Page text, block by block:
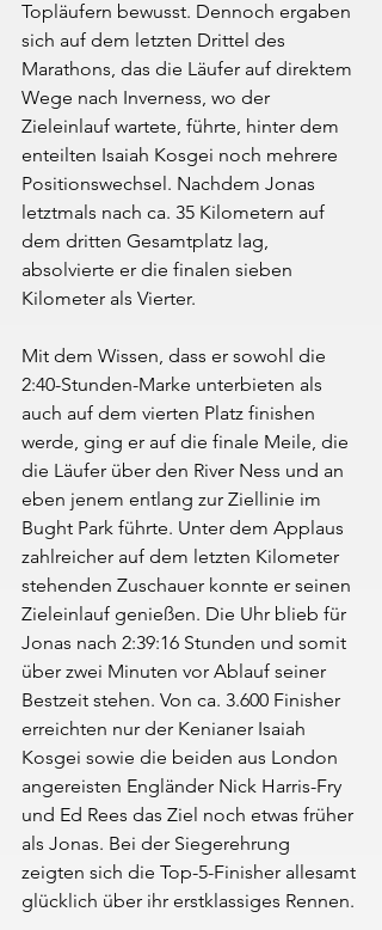
Topläufern bewusst. Dennoch ergaben
sich auf dem letzten Drittel des
Marathons, das die Läufer auf direktem
Wege nach Inverness, wo der
Zieleinlauf wartete, führte, hinter dem
enteilten Isaiah Kosgei noch mehrere
Positionswechsel. Nachdem Jonas
letztmals nach ca. 35 Kilometern auf
dem dritten Gesamtplatz lag,
absolvierte er die finalen sieben
Kilometer als Vierter.
Mit dem Wissen, dass er sowohl die
2:40-Stunden-Marke unterbieten als
auch auf dem vierten Platz finishen
werde, ging er auf die finale Meile, die
die Läufer über den River Ness und an
eben jenem entlang zur Ziellinie im
Bught Park führte. Unter dem Applaus
zahlreicher auf dem letzten Kilometer
stehenden Zuschauer konnte er seinen
Zieleinlauf genießen. Die Uhr blieb für
Jonas nach 2:39:16 Stunden und somit
über zwei Minuten vor Ablauf seiner
Bestzeit stehen. Von ca. 3.600 Finisher
erreichten nur der Kenianer Isaiah
Kosgei sowie die beiden aus London
angereisten Engländer Nick Harris-Fry
und Ed Rees das Ziel noch etwas früher
als Jonas. Bei der Siegerehrung
zeigten sich die Top-5-Finisher allesamt
glücklich über ihr erstklassiges Rennen.